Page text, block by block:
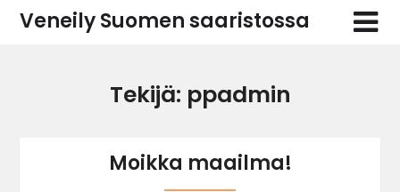
SkipVeneily Suomen saaristossa
Tekijä: ppadmin
Moikka maailma!